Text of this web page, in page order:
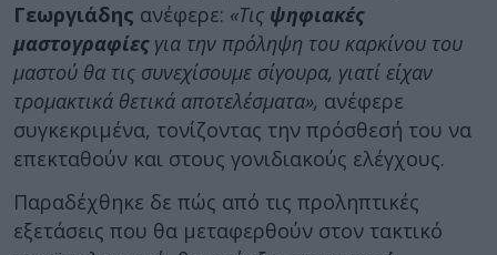
Γεωργιάδης ανέφερε: «Τις ψηφιακές
μαστογραφίεςγια την πρόληψη του καρκίνου του
μαστού θα τις συνεχίσουμε σίγουρα, γιατί είχαν
τρομακτικά θετικά αποτελέσματα», ανέφερε
συγκεκριμένα, τονίζοντας την πρόσθεσή του να
επεκταθούν και στους γονιδιακούς ελέγχους.
Παραδέχθηκε δε πώς από τις προληπτικές
εξετάσεις που θα μεταφερθούν στον τακτικό